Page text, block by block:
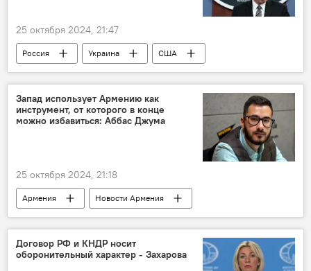
25 октября 2024, 21:47
Россия Украина
США
Белый дом
Запад использует Армению как
инструмент, от которого в конце
можно избавиться: Аббас Джума
25 октября 2024, 21:18
Армения
Новости Армения
Аналитика
Аббас Джума
Политика
БРИКС
Договор РФ и КНДР носит
оборонительный характер - Захарова